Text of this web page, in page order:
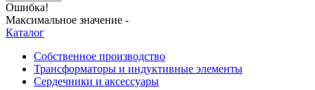
Ошибка!
Максимальное значение -
Каталог
Собственное производство
Трансформаторы и индуктивные элементы
Сердечники и аксессуары